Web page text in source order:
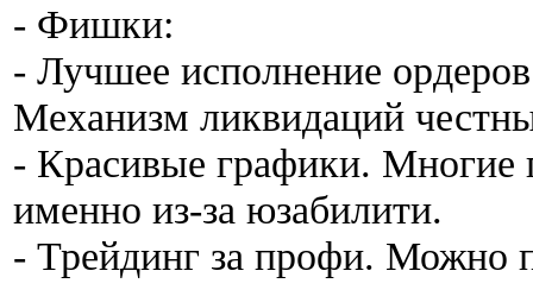
- Фишки:
- Лучшее исполнение
Механизм ликвидаций
- Красивые графики. Многие
именно из-за юзабилити.
- Трейдинг за профи. Можно